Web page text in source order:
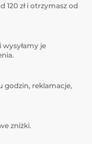
120 zł i otrzymasz od
je
godzin, reklamacje,
zniżki.